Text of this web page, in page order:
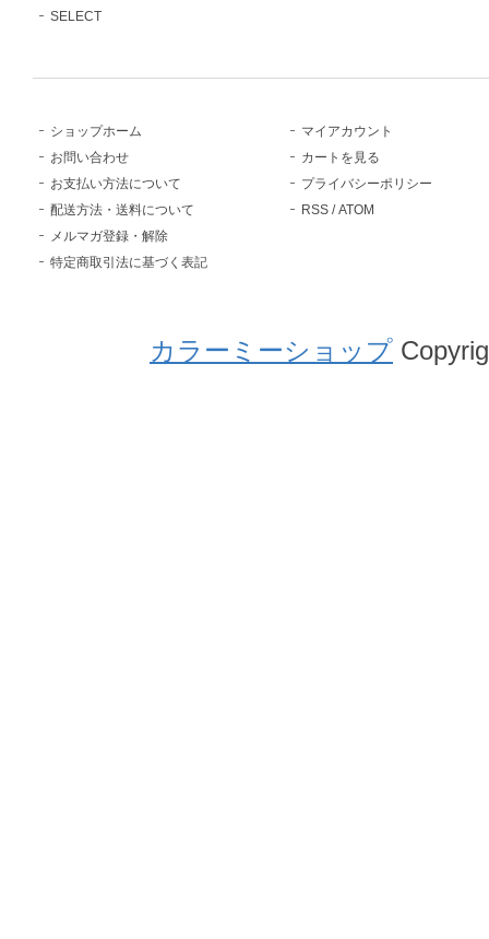
SELECT
ショップホーム
お問い合わせ
お支払い方法について
配送方法・送料について
メルマガ登録・解除
特定商取引法に基づく表記
マイアカウント
カートを見る
プライバシーポリシー
RSS /ATOM
カラーミーショップ